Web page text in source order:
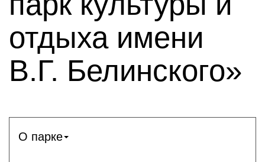
отдыха имени
В.Г. Белинского»
О парке